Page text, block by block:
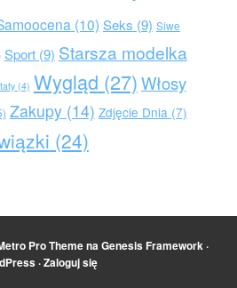
(10) Seks (9) Siwe
Sport(9) Starsza modelka
(4) Wygląd (27)Włosy
Zakupy(14) Zdjęcie Dnia(7)
(24)
Pro ThemenaGenesis Framework ·
·Zaloguj się